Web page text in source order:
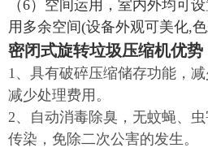
（6）空间运用，室内外均可
用多余空间(设备外观可美化,
密闭式旋转垃圾压缩机优势
1、具有破碎压缩储存功能，
减少处理费用。
2、自动消毒除臭，无蚊蝇、
传染，免除二次公害的发生。